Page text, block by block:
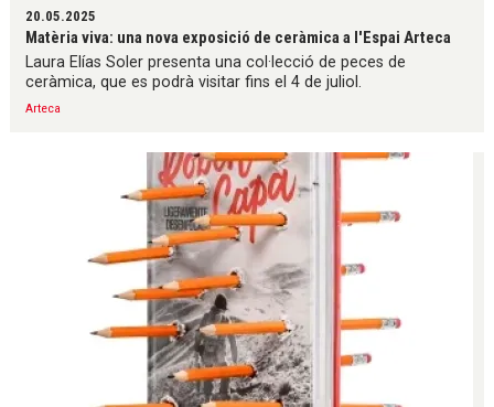
20.05.2025
Matèria viva: una nova exposició de ceràmica a l'Espai Arteca
Laura Elías Soler presenta una col·lecció de peces de
ceràmica, que es podrà visitar fins el 4 de juliol.
Arteca